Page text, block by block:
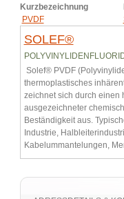
Kurzbezeichnung
PVDF
SOLEF®
Solef® PVDF
thermoplastisches
zeichnet sich durch einen
ausgezeichneter
Beständigkeit aus.
Industrie,
Kabelummantelungen,